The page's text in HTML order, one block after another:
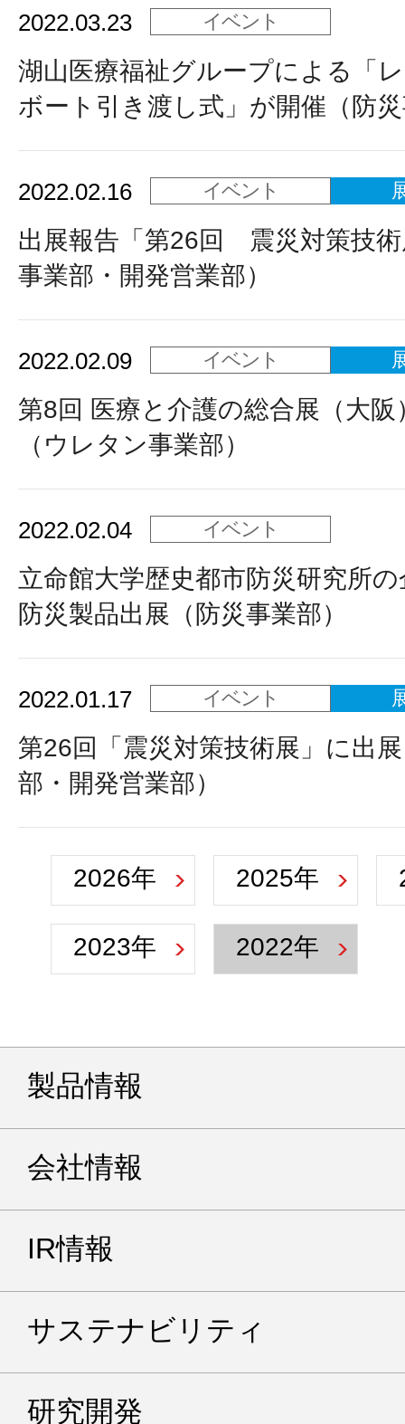
2022.03.23 イベント
湖山医療福祉グループによる「
ボート引き渡し式」が開催（防
2022.02.16 イベント
出展報告「第26回 震災対策技術
事業部・開発営業部）
2022.02.09 イベント
第8回 医療と介護の総合展（大阪
（ウレタン事業部）
2022.02.04 イベント
立命館大学歴史都市防災研究所
防災製品出展（防災事業部）
2022.01.17 イベント
第26回「震災対策技術展」に出
部・開発営業部）
2026年 2025年
2023年 2022年
製品情報
会社情報
IR情報
サステナビリティ
研究開発